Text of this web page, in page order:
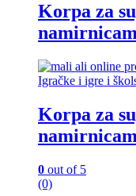
Korpa za
Igračke i igre i
Korpa za
0 out of 5
(0)